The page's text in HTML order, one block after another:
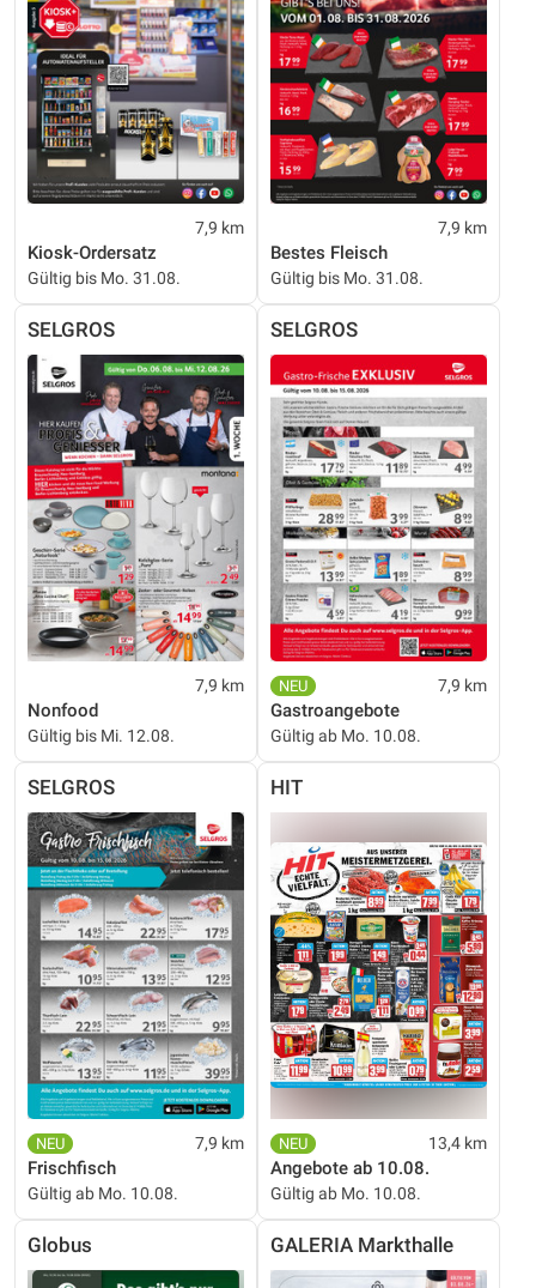
7,9 km
Kiosk-Ordersatz
Gültig bis Mo. 31.08.
7,9 km
Bestes Fleisch
Gültig bis Mo. 31.08.
SELGROS
7,9 km
Nonfood
Gültig bis Mi. 12.08.
SELGROS
7,9 km
Gastroangebote
Gültig ab Mo. 10.08.
SELGROS
7,9 km
Frischfisch
Gültig ab Mo. 10.08.
HIT
13,4 km
Angebote ab 10.08.
Gültig ab Mo. 10.08.
Globus GALERIA Markthalle